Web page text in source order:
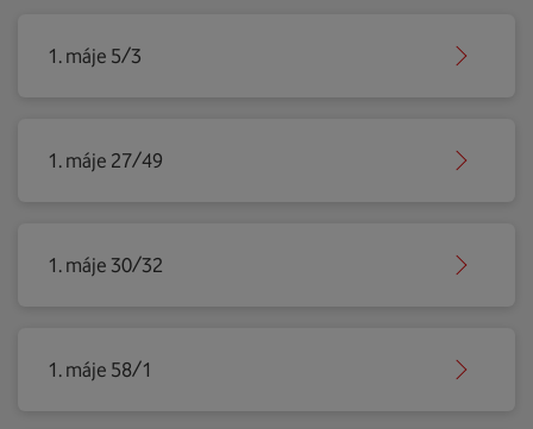
1. máje 5/3
1. máje 27/49
1. máje 30/32
1. máje 58/1